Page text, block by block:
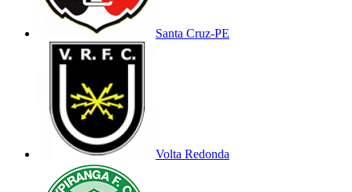
Santa Cruz-PE
Volta Redonda